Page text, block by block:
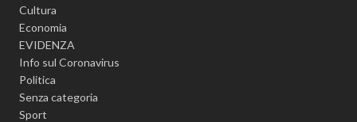
Cultura
Economia
EVIDENZA
Info sul Coronavirus
Politica
Senza categoria
Sport